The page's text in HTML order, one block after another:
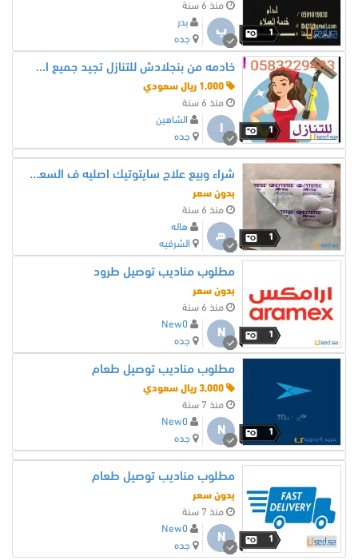
1
منذ 6 سنة
ب
بدر
جده
1
خادمه من بنجلادش للتنازل تجيد جميع الاعمال 0583229493
منذ 6 سنة
الشاهين
جده
1
شراء وبيع علاج سايتوتيك اصليه ف السعودية0561201566
بدون سعر
منذ 6 سنة
ه
هاله
الشرقيه
1
مطلوب مناديب توصيل طرود
بدون سعر
منذ 6 سنة
N
New0
جده
1
مطلوب مناديب توصيل طعام
منذ 7 سنة
N
New0
جده
1
مطلوب مناديب توصيل طعام
بدون سعر
منذ 7 سنة
N
New0
جده